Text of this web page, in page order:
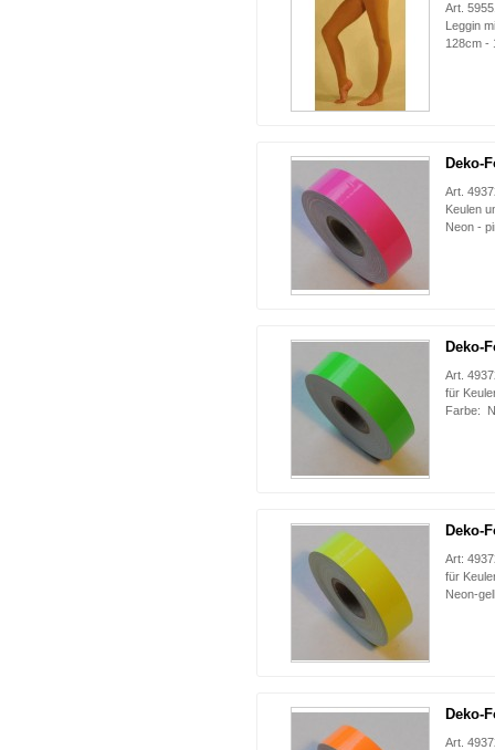
Art.
Leggin
128cm -
Deko-
Art.
Keulen
Neon -
Deko-
Art.
für
Farbe:
Deko-
Art:
für
Neon-
Deko-
Art.